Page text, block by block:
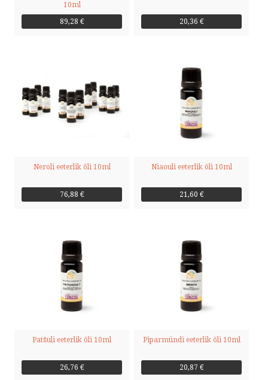
10ml
89,28 €
20,36 €
Neroli eeterlik õli 10ml
76,88 €
Niaouli eeterlik õli 10ml
21,60 €
Patšuli eeterlik õli 10ml
26,76 €
Piparmündi eeterlik õli 10ml
20,87 €